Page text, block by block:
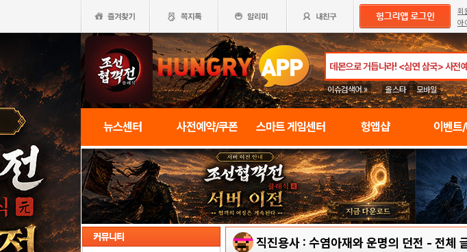
회
아
이슈검색어 » 올스타 모바일
뉴스센터 사전예약/쿠폰 스마트 게임센터 헝앱샵 이벤트
직진용사 : 수염아재와 운명의 던전 - 전체